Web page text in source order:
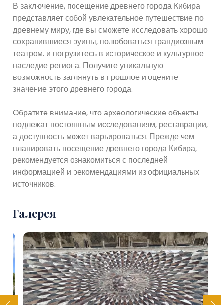
В заключение, посещение древнего города Кибира
представляет собой увлекательное путешествие по
древнему миру, где вы сможете исследовать хорошо
сохранившиеся руины, полюбоваться грандиозным
театром. и погрузитесь в историческое и культурное
наследие региона. Получите уникальную
возможность заглянуть в прошлое и оцените
значение этого древнего города.
Обратите внимание, что археологические объекты
подлежат постоянным исследованиям, реставрации,
а доступность может варьироваться. Прежде чем
планировать посещение древнего города Кибира,
рекомендуется ознакомиться с последней
информацией и рекомендациями из официальных
источников.
Галерея